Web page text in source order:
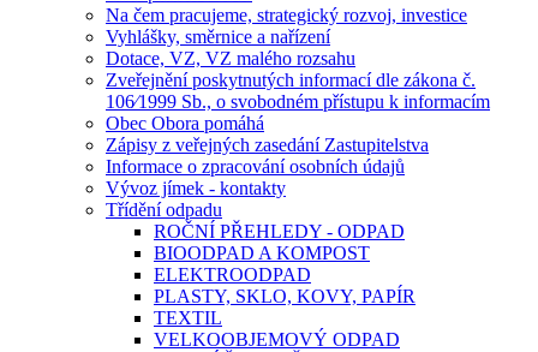
Na čem pracujeme, strategický rozvoj, investice
Vyhlášky, směrnice a nařízení
Dotace, VZ, VZ malého rozsahu
Zveřejnění poskytnutých informací dle zákona č.
106⁄1999 Sb., o svobodném přístupu k informacím
Obec Obora pomáhá
Zápisy z veřejných zasedání Zastupitelstva
Informace o zpracování osobních údajů
Vývoz jímek - kontakty
Třídění odpadu
ROČNÍ PŘEHLEDY - ODPAD
BIOODPAD A KOMPOST
ELEKTROODPAD
PLASTY, SKLO, KOVY, PAPÍR
TEXTIL
VELKOOBJEMOVÝ ODPAD